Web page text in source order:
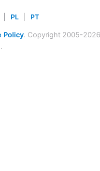
PL PT
Policy. Copyright 2005-